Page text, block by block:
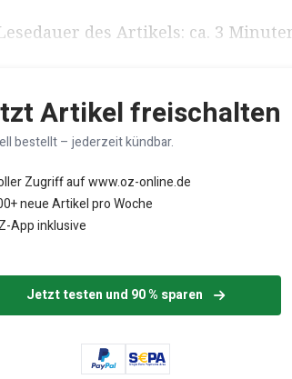
des Artikels: ca. 3
Artikel freischalten
bestellt – jederzeit kündbar.
Zugriff auf www.oz-online.de
neue Artikel pro Woche
App inklusive
Jetzt testen und 90 % sparen